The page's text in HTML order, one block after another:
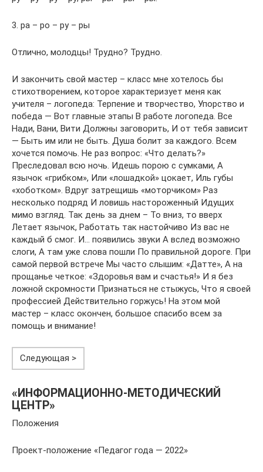
3. ра – ро – ру – ры
Отлично, молодцы! Трудно? Трудно.
И закончить свой мастер – класс мне хотелось бы
стихотворением, которое характеризует меня как
учителя – логопеда: Терпение и творчество, Упорство и
победа — Вот главные этапы В работе логопеда. Все
Нади, Вани, Вити Должны заговорить, И от тебя зависит
— Быть им или не быть. Душа болит за каждого. Всем
хочется помочь. Не раз вопрос: «Что делать?»
Преследовал всю ночь. Идешь порою с сумками, А
язычок «грибком», Или «лошадкой» цокает, Иль губы
«хоботком». Вдруг затрещишь «моторчиком» Раз
несколько подряд И ловишь настороженный Идущих
мимо взгляд. Так день за днем – То вниз, то вверх
Летает язычок, Работать так настойчиво Из вас не
каждый б смог. И… появились звуки А вслед возможно
слоги, А там уже слова пошли По правильной дороге. При
самой первой встрече Мы часто слышим: «Датте», А на
прощанье четкое: «Здоровья вам и счастья!» И я без
ложной скромности Признаться не стыжусь, Что я своей
профессией Действительно горжусь! На этом мой
мастер – класс окончен, большое спасибо всем за
помощь и внимание!
Следующая >
«ИНФОРМАЦИОННО-МЕТОДИЧЕСКИЙ
ЦЕНТР»
Положения
Проект-положение «Педагог года — 2022»